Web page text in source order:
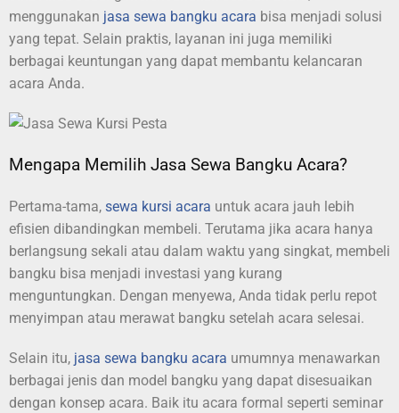
menggunakan jasa sewa bangku acara bisa menjadi solusi
yang tepat. Selain praktis, layanan ini juga memiliki
berbagai keuntungan yang dapat membantu kelancaran
acara Anda.
Mengapa Memilih Jasa Sewa Bangku Acara?
Pertama-tama, sewa kursi acara untuk acara jauh lebih
efisien dibandingkan membeli. Terutama jika acara hanya
berlangsung sekali atau dalam waktu yang singkat, membeli
bangku bisa menjadi investasi yang kurang
menguntungkan. Dengan menyewa, Anda tidak perlu repot
menyimpan atau merawat bangku setelah acara selesai.
Selain itu, jasa sewa bangku acara umumnya menawarkan
berbagai jenis dan model bangku yang dapat disesuaikan
dengan konsep acara. Baik itu acara formal seperti seminar